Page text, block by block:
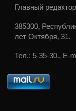
Главный
385300,
лет Октября, 31.
Тел.: 5-35-30., E-